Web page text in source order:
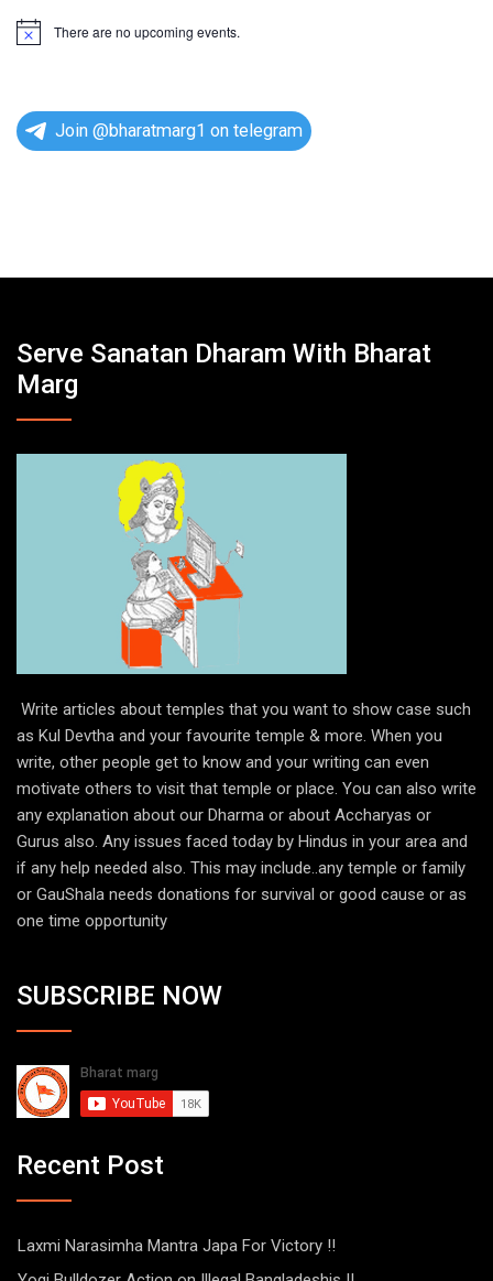
N
e
There are no upcoming events.
Join @bharatmarg1 on telegram
Serve Sanatan Dharam With Bharat
Marg
Write articles about temples that you want to show case such
as Kul Devtha and your favourite temple & more. When you
write, other people get to know and your writing can even
motivate others to visit that temple or place. You can also write
any explanation about our Dharma or about Accharyas or
Gurus also. Any issues faced today by Hindus in your area and
if any help needed also. This may include..any temple or family
or GauShala needs donations for survival or good cause or as
one time opportunity
SUBSCRIBE NOW
Recent Post
Laxmi Narasimha Mantra Japa For Victory !!